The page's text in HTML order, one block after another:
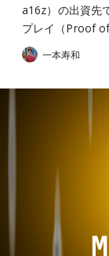
a16z）の出資先
プレイ（Proof
一本寿和